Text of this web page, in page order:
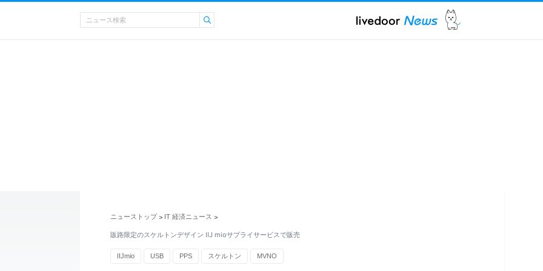
ニューストップ > IT 経済ニュース >
販路限定のスケルトンデザイン IIJ mioサプライサービスで販売
IIJmio USB PPS スケルトン MVNO